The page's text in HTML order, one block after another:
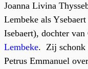
Joanna Livina
Lembeke als
Isebaert), dochter
Lembeke. Zij schonk
Petrus Emmanuel